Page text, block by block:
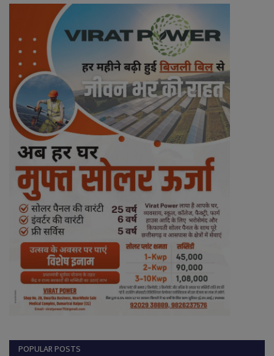
POPULAR POSTS